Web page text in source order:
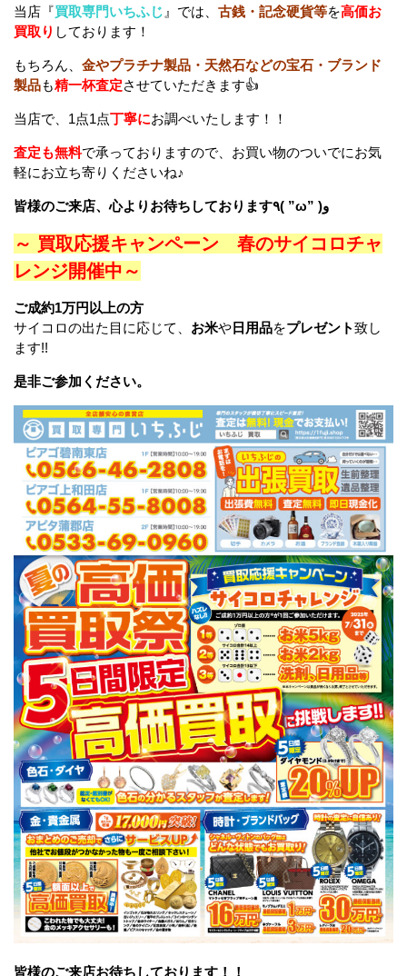
当店『買取専門いちふじ 』では、 古銭・記念硬貨等を高価お
買取り しております！
もちろん、 金やプラチナ製品・天然石などの宝石・ブランド
製品も精一杯査定させていただきます👍
当店で、1点1点丁寧にお調べいたします！！
査定も無料で承っておりますので、お買い物のついでにお気
軽にお立ち寄りくださいね♪
皆様のご来店、心よりお待ちしております٩( ”ω” )و
～ 買取応援キャンペーン 春のサイコロチャ
レンジ開催中～
ご成約1万円以上の方
サイコロの出た目に応じて、 お米や 日用品をプレゼント致し
ます!!
是非ご参加ください。
皆様のご来店お待ちしております！！